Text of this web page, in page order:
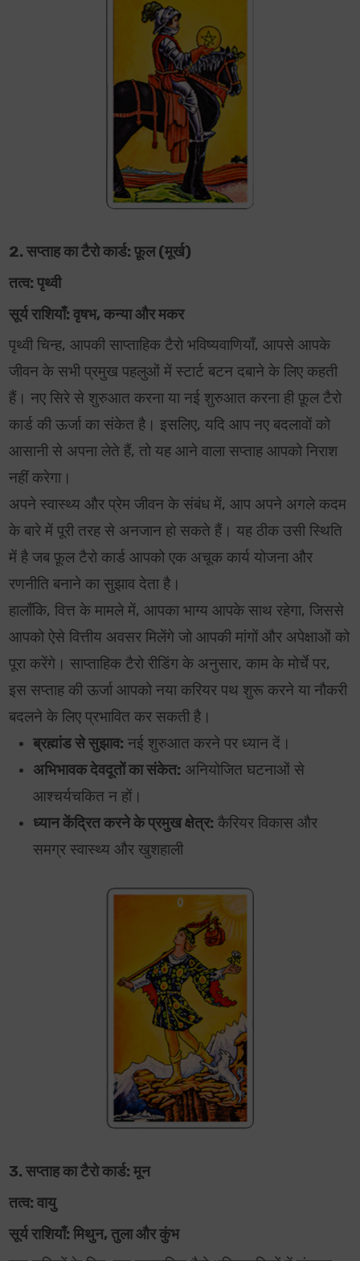
2. सप्ताह का टैरो कार्ड: फ़ूल (मूर्ख)
तत्व: पृथ्वी
सूर्य राशियाँ: वृषभ, कन्या और मकर
पृथ्वी चिन्ह, आपकी साप्ताहिक टैरो भविष्यवाणियाँ, आपसे आपके
जीवन के सभी प्रमुख पहलुओं में स्टार्ट बटन दबाने के लिए कहती
हैं। नए सिरे से शुरुआत करना या नई शुरुआत करना ही फ़ूल टैरो
कार्ड की ऊर्जा का संकेत है। इसलिए, यदि आप नए बदलावों को
आसानी से अपना लेते हैं, तो यह आने वाला सप्ताह आपको निराश
नहीं करेगा।
अपने स्वास्थ्य और प्रेम जीवन के संबंध में, आप अपने अगले कदम
के बारे में पूरी तरह से अनजान हो सकते हैं। यह ठीक उसी स्थिति
में है जब फ़ूल टैरो कार्ड आपको एक अचूक कार्य योजना और
रणनीति बनाने का सुझाव देता है।
हालाँकि, वित्त के मामले में, आपका भाग्य आपके साथ रहेगा, जिससे
आपको ऐसे वित्तीय अवसर मिलेंगे जो आपकी मांगों और अपेक्षाओं को
पूरा करेंगे। साप्ताहिक टैरो रीडिंग के अनुसार, काम के मोर्चे पर,
इस सप्ताह की ऊर्जा आपको नया करियर पथ शुरू करने या नौकरी
बदलने के लिए प्रभावित कर सकती है।
ब्रह्मांड से सुझाव: नई शुरुआत करने पर ध्यान दें।
अभिभावक देवदूतों का संकेत: अनियोजित घटनाओं से
आश्चर्यचकित न हों।
ध्यान केंद्रित करने के प्रमुख क्षेत्र: कैरियर विकास और
समग्र स्वास्थ्य और खुशहाली
3. सप्ताह का टैरो कार्ड: मून
तत्व: वायु
सूर्य राशियाँ: मिथुन, तुला और कुंभ